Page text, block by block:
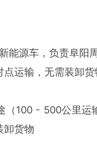
能源车，负责阜阳
点运输，无需装卸
（100 - 500公里运
卸货物